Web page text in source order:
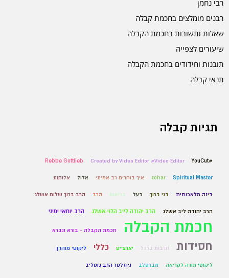
רבי נחמן
רבנים מומלצים בחכמת קבלה
שאלות ותשובות בחכמת הקבלה
שיעורים לצפייה
תובנות וחידודים בחכמת הקבלה
תנאי קבלה
תגיות קבלה
#YouCut
Created by Video Editor #Video Editor
Rebbe Gottlieb
Spiritual Master
zohar איך בוחרים רב אמיתי אלול אלוקות
בינה מלאכותית בני ברוך בעל בריאות הרב הרב ברוך שלום אשלג
הרב יהודה ליב אשלג הרב יהודה לייב הלוי אשלג הרב יוחאי ימיני
חכמת הקבלה חכמת הקבלה - בורא ונברא
חסידות חרבות ברזל יארצייט כללי ליקוטי מוהרן
ליקוטי תורה לקריאה מברסלב ניוזלטר הרב גוטליב